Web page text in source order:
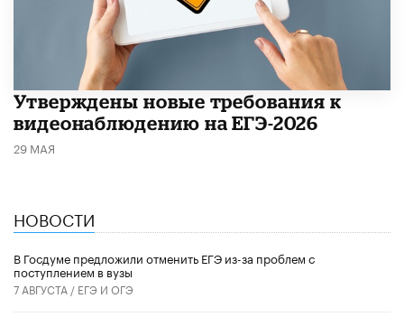
Утверждены новые требования к
видеонаблюдению на ЕГЭ-2026
29 МАЯ
НОВОСТИ
В Госдуме предложили отменить ЕГЭ из-за проблем с
поступлением в вузы
7 АВГУСТА / ЕГЭ И ОГЭ